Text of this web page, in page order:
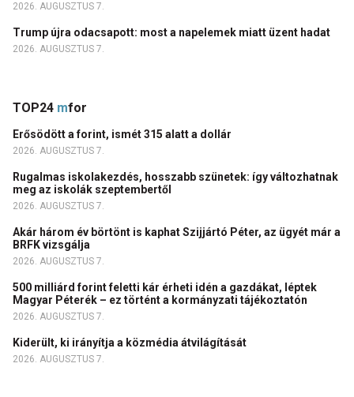
2026. AUGUSZTUS 7.
Trump újra odacsapott: most a napelemek miatt üzent hadat
2026. AUGUSZTUS 7.
TOP24 mfor
Erősödött a forint, ismét 315 alatt a dollár
2026. AUGUSZTUS 7.
Rugalmas iskolakezdés, hosszabb szünetek: így változhatnak
meg az iskolák szeptembertől
2026. AUGUSZTUS 7.
Akár három év börtönt is kaphat Szijjártó Péter, az ügyét már a
BRFK vizsgálja
2026. AUGUSZTUS 7.
500 milliárd forint feletti kár érheti idén a gazdákat, léptek
Magyar Péterék – ez történt a kormányzati tájékoztatón
2026. AUGUSZTUS 7.
Kiderült, ki irányítja a közmédia átvilágítását
2026. AUGUSZTUS 7.